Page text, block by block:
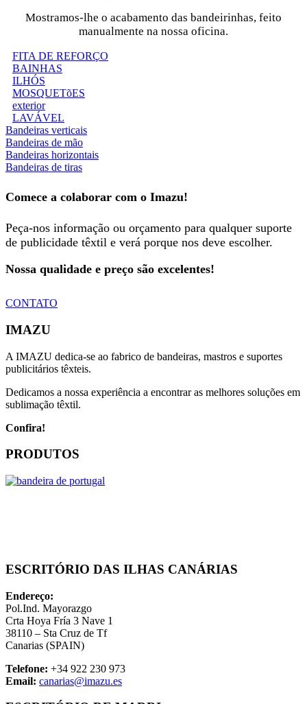
Mostramos-lhe o acabamento das bandeirinhas, feito
manualmente na nossa oficina.
FITA DE REFORÇO
BAINHAS
ILHÓS
MOSQUETõES
exterior
LAVÁVEL
Bandeiras verticais
Bandeiras de mão
Bandeiras horizontais
Bandeiras de tiras
Comece a colaborar com o Imazu!
Peça-nos informação ou orçamento para qualquer suporte
de publicidade têxtil e verá porque nos deve escolher.
Nossa qualidade e preço são excelentes!
CONTATO
IMAZU
A IMAZU dedica-se ao fabrico de bandeiras, mastros e suportes
publicitários têxteis.
Dedicamos a nossa experiência a encontrar as melhores soluções em
sublimação têxtil.
Confira!
PRODUTOS
ESCRITÓRIO DAS ILHAS CANÁRIAS
Endereço:
Pol.Ind. Mayorazgo
Crta Hoya Fría 3 Nave 1
38110 – Sta Cruz de Tf
Canarias (SPAIN)
Telefone: +34 922 230 973
Email: canarias@imazu.es